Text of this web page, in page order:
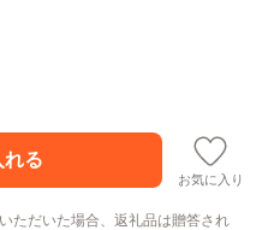
お気に入り
ただいた場合、返礼品は贈答され